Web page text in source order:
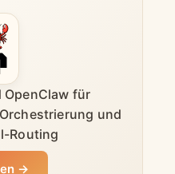
OpenClaw für
und
Routing
→